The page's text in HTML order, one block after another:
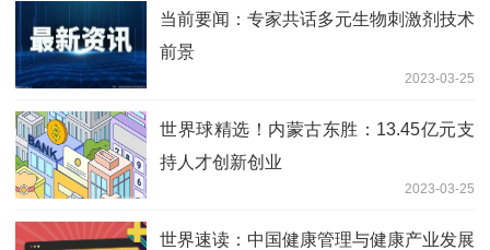
当前要闻：专家共话多元生物刺激剂技术
前景
2023-03-25
世界球精选！内蒙古东胜：13.45亿元支
持人才创新创业
2023-03-25
世界速读：中国健康管理与健康产业发展